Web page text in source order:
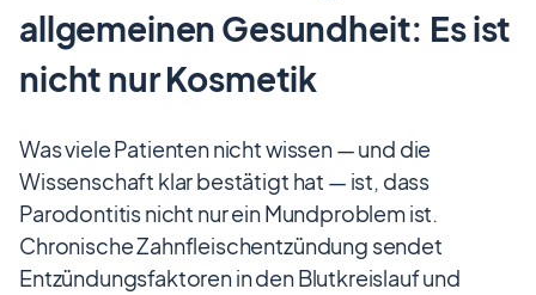
allgemeinen Gesundheit: Es ist
nicht nur Kosmetik
Was viele Patienten nicht wissen — und die
Wissenschaft klar bestätigt hat — ist, dass
Parodontitis nicht nur ein Mundproblem ist.
Chronische Zahnfleischentzündung sendet
Entzündungsfaktoren in den Blutkreislauf und